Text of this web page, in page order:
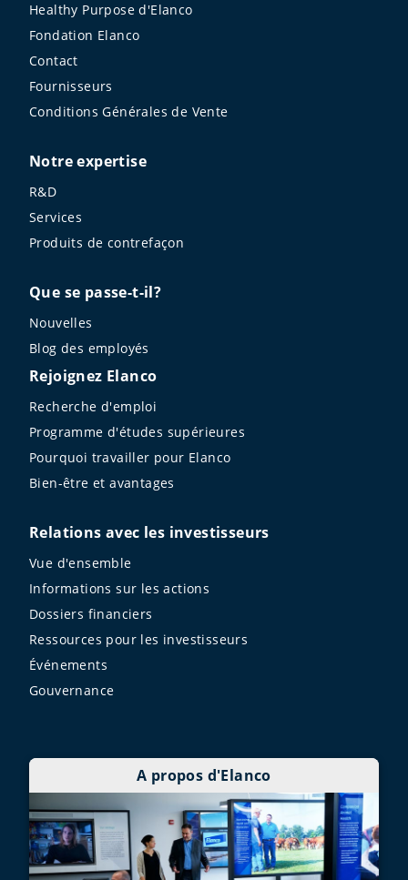
Healthy Purpose d'Elanco
Fondation Elanco
Contact
Fournisseurs
Conditions Générales de Vente
Notre expertise
R&D
Services
Produits de contrefaçon
Que se passe-t-il?
Nouvelles
Blog des employés
Rejoignez Elanco
Recherche d'emploi
Programme d'études supérieures
Pourquoi travailler pour Elanco
Bien-être et avantages
Relations avec les investisseurs
Vue d'ensemble
Informations sur les actions
Dossiers financiers
Ressources pour les investisseurs
Événements
Gouvernance
A propos d'Elanco